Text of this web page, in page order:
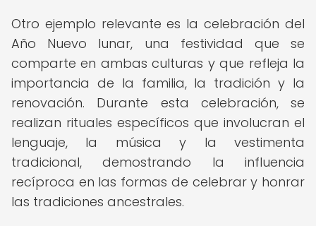
Otro ejemplo relevante es la celebración del
Año Nuevo lunar, una festividad que se
comparte en ambas culturas y que refleja la
importancia de la familia, la tradición y la
renovación. Durante esta celebración, se
realizan rituales específicos que involucran el
lenguaje, la música y la vestimenta
tradicional, demostrando la influencia
recíproca en las formas de celebrar y honrar
las tradiciones ancestrales.